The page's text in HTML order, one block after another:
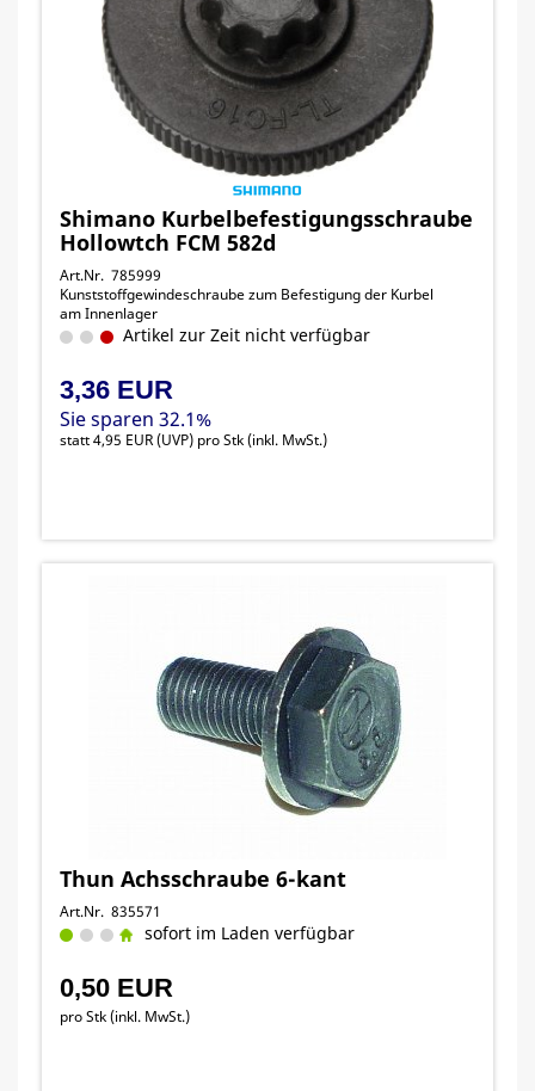
Shimano Kurbelbefestigungsschraube
Hollowtch FCM 582d
Art.Nr. 785999
Kunststoffgewindeschraube zum Befestigung der Kurbel
am Innenlager
Artikel zur Zeit nicht verfügbar
3,36 EUR
Sie sparen 32.1%
statt4,95 EUR(UVP) pro Stk (inkl. MwSt.)
Thun Achsschraube 6-kant
Art.Nr. 835571
sofort im Laden verfügbar
0,50 EUR
pro Stk (inkl. MwSt.)